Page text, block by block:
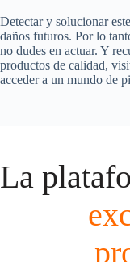
Detectar y solucionar
daños futuros. Por lo
no dudes en actuar. Y
productos de calidad,
acceder a un mundo de
La